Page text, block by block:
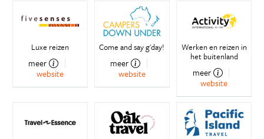
Luxe reizen
meer
website
Come and say g'day!
meer
website
Werken en reizen in
het buitenland
meer
website